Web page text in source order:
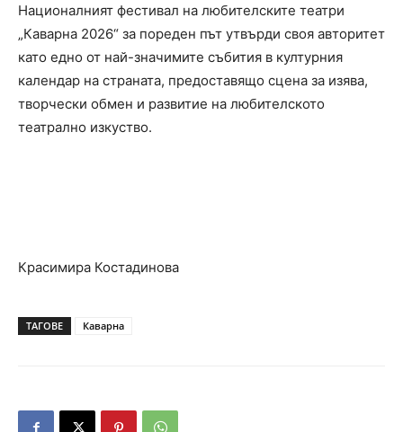
Националният фестивал на любителските театри
„Каварна 2026“ за пореден път утвърди своя авторитет
като едно от най-значимите събития в културния
календар на страната, предоставящо сцена за изява,
творчески обмен и развитие на любителското
театрално изкуство.
Красимира Костадинова
ТАГОВЕ Каварна